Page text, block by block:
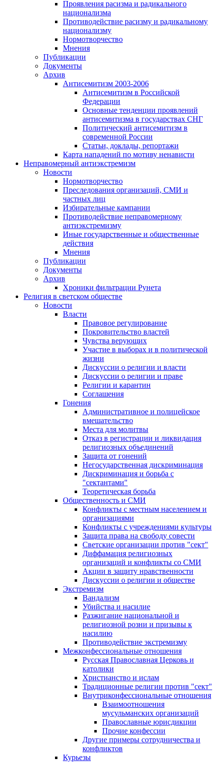
Проявления расизма и радикального
национализма
Противодействие расизму и радикальному
национализму
Нормотворчество
Мнения
Публикации
Документы
Архив
Антисемитизм 2003-2006
Антисемитизм в Российской
Федерации
Основные тенденции проявлений
антисемитизма в государствах СНГ
Политический антисемитизм в
современной России
Статьи, доклады, репортажи
Карта нападений по мотиву ненависти
Неправомерный антиэкстремизм
Новости
Нормотворчество
Преследования организаций, СМИ и
частных лиц
Избирательные кампании
Противодействие неправомерному
антиэкстремизму
Иные государственные и общественные
действия
Мнения
Публикации
Документы
Архив
Хроники фильтрации Рунета
Религия в светском обществе
Новости
Власти
Правовое регулирование
Покровительство властей
Чувства верующих
Участие в выборах и в политической
жизни
Дискуссии о религии и власти
Дискуссии о религии и праве
Религии и карантин
Соглашения
Гонения
Административное и полицейское
вмешательство
Места для молитвы
Отказ в регистрации и ликвидация
религиозных объединений
Защита от гонений
Негосударственная дискриминация
Дискриминация и борьба с
"сектантами"
Теоретическая борьба
Общественность и СМИ
Конфликты с местным населением и
организациями
Конфликты с учреждениями культуры
Защита права на свободу совести
Светские организации против "сект"
Диффамация религиозных
организаций и конфликты со СМИ
Акции в защиту нравственности
Дискуссии о религии и обществе
Экстремизм
Вандализм
Убийства и насилие
Разжигание национальной и
религиозной розни и призывы к
насилию
Противодействие экстремизму
Межконфессиональные отношения
Русская Православная Церковь и
католики
Христианство и ислам
Традиционные религии против "сект"
Внутриконфессиональные отношения
Взаимоотношения
мусульманских организаций
Православные юрисдикции
Прочие конфессии
Другие примеры сотрудничества и
конфликтов
Курьезы